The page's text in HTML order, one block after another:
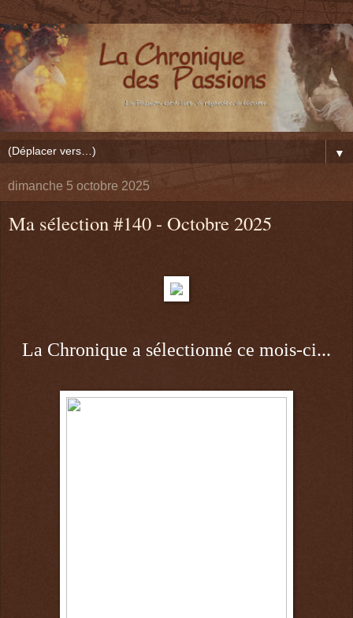
▼
dimanche 5 octobre 2025
Ma sélection #140 - Octobre 2025
La Chronique a sélectionné ce mois-ci...